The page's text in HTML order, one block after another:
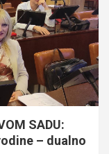
SADU:
– dualno